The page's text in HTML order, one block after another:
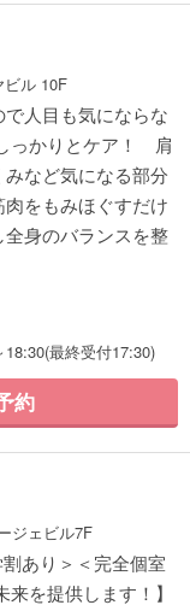
ビル 10F
で人目も気にならな
っかりとケア！ 肩
など気になる部分
をもみほぐすだけ
身のバランスを整
最終受付17:30)
約
ジェビル7F
あり＞＜完全個室
を提供します！】